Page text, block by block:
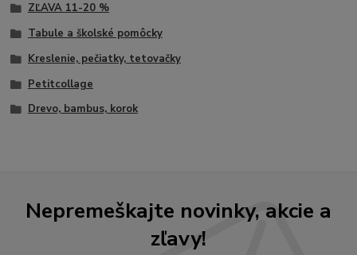
ZĽAVA 11-20 %
Tabule a školské pomôcky
Kreslenie, pečiatky, tetovačky
Petitcollage
Drevo, bambus, korok
Nepremeškajte novinky, akcie a
zľavy!